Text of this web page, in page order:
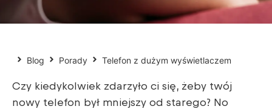
Blog Porady Telefon z dużym wyświetlaczem
Czy kiedykolwiek zdarzyło ci się, żeby twój
nowy telefon był mniejszy od starego? No